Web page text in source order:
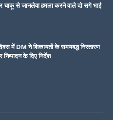
चाकू से जानलेवा हमला करने वाले दो सगे भाई
में DM ने शिकायतों के समयबद्ध निस्तारण
के दिए निर्देश